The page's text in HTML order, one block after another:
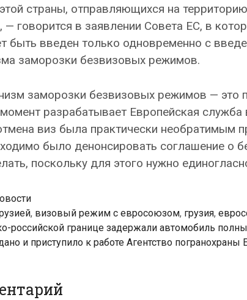
страны, отправляющихся на
— говорится в заявлении Совета ЕС, в
быть введен только одновременно с
заморозки безвизовых режимов.
заморозки безвизовых режимов — это
разрабатывает Европейская
виз была практически необратимым
было денонсировать соглашение о
поскольку для этого нужно
, визовый режим с евросоюзом, грузия,
российской границе задержали автомобиль
и приступило к работе Агентство погранохраны